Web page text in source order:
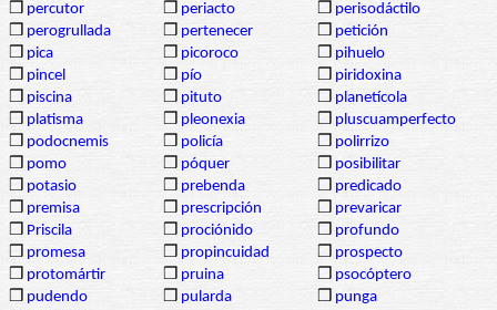
❒ percutor ❒ periacto ❒ perisodáctilo
❒ perogrullada ❒ pertenecer ❒ petición
❒ pica ❒ picoroco ❒ pihuelo
❒ pincel ❒ pío ❒ piridoxina
❒ piscina ❒ pituto ❒ planetícola
❒ platisma ❒ pleonexia ❒ pluscuamperfecto
❒ podocnemis ❒ policía ❒ polirrizo
❒ pomo ❒ póquer ❒ posibilitar
❒ potasio ❒ prebenda ❒ predicado
❒ premisa ❒ prescripción ❒ prevaricar
❒ Priscila ❒ prociónido ❒ profundo
❒ promesa ❒ propincuidad ❒ prospecto
❒ protomártir ❒ pruina ❒ psocóptero
❒ pudendo ❒ pularda ❒ punga